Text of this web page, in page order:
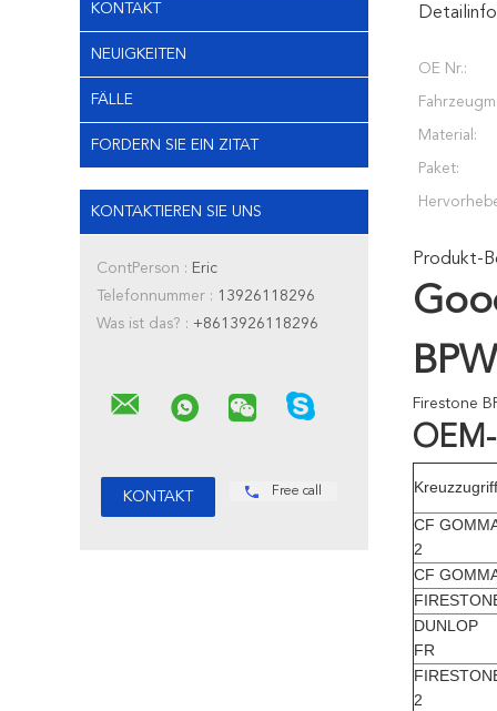
KONTAKT
NEUIGKEITEN
FÄLLE
FORDERN SIE EIN ZITAT
KONTAKTIEREN SIE UNS
ContPerson : Eric
Telefonnummer : 13926118296
Was ist das? : +8613926118296
Free call
OE Nr.:
Material:
Paket:
Produkt-
Firestone
Kreuzzugriff
CF
2
CF
DUNLOP
FR
2